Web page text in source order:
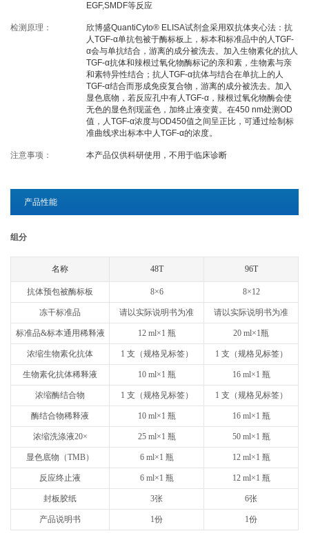
样本处理 实验流程
注意事项
结果数据分析
下载中心
关于欣博盛
EGF,SMDF等反应
检测原理：
欣博盛QuantiCyto® ELISA试剂盒采用双抗体夹心法：抗
人TGF-α单抗包被于酶标板上，标本和标准品中的人TGF-
α会与单抗结合，游离的成分被洗去。加入生物素化的抗人
TGF-α抗体和辣根过氧化物酶标记的亲和素，生物素与亲
和素特异性结合；抗人TGF-α抗体与结合在单抗上的人
TGF-α结合而形成免疫复合物，游离的成分被洗去。加入
显色底物，若反应孔中有人TGF-α，辣根过氧化物酶会使
无色的显色剂现蓝色，加终止液变黄。在450 nm处测OD
值，人TGF-α浓度与OD450值之间呈正比，可通过绘制标
准曲线求出标本中人TGF-α的浓度。
注意事项： 本产品仅供科研使用，不用于临床诊断
产品性能
组分
名称 48T 96T
抗体预包被酶标板 8×6 8×12
冻干标准品 请以实际说明书为准 请以实际说明书为准
标准品&标本通用稀释液 12 ml×1 瓶 20 ml×1瓶
浓缩生物素化抗体 1 支（规格见标签） 1 支（规格见标签）
生物素化抗体稀释液 10 ml×1 瓶 16 ml×1 瓶
浓缩酶结合物 1 支（规格见标签） 1 支（规格见标签）
酶结合物稀释液 10 ml×1 瓶 16 ml×1 瓶
浓缩洗涤液20× 25 ml×1 瓶 50 ml×1 瓶
显色底物（TMB） 6 ml×1 瓶 12 ml×1 瓶
反应终止液 6 ml×1 瓶 12 ml×1 瓶
封板胶纸 3张 6张
产品说明书 1份 1份